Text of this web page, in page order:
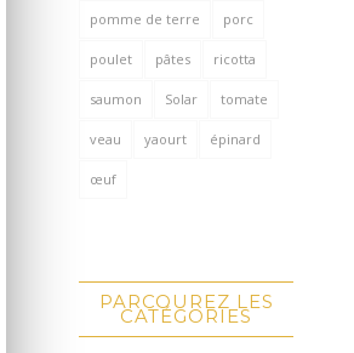
pomme de terre porc
poulet pâtes ricotta
saumon Solar tomate
veau yaourt épinard
œuf
PARCOUREZ LES
CATÉGORIES